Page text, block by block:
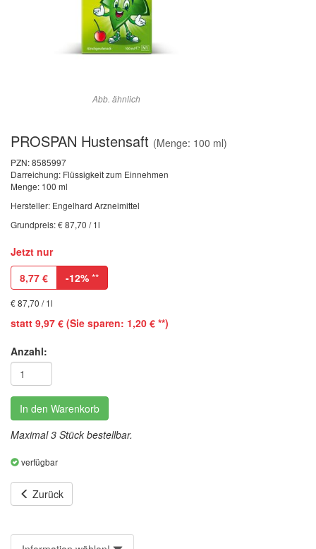
Abb. ähnlich
PROSPAN Hustensaft (Menge: 100 ml)
PZN:8585997
Darreichung: Flüssigkeit zum Einnehmen
Menge: 100 ml
Hersteller: Engelhard Arzneimittel
Grundpreis: € 87,70 / 1l
Jetzt nur
8,77 € -12% **
€ 87,70 / 1l
statt 9,97 € (Sie sparen: 1,20 € **)
Anzahl:
In den Warenkorb
Maximal 3 Stück bestellbar.
verfügbar
Zurück